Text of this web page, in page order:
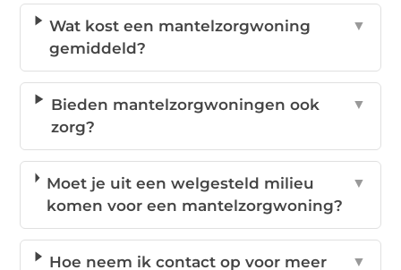
Wat kost een mantelzorgwoning
gemiddeld?
▼
Bieden mantelzorgwoningen ook
zorg?
▼
Moet je uit een welgesteld milieu
komen voor een mantelzorgwoning?
▼
Hoe neem ik contact op voor meer ▼